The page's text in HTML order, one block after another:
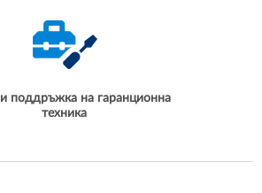
поддръжка на гаранционна
техника